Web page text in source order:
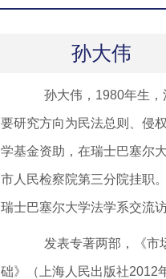
孙大伟
孙大伟，1980年生，
要研究方向为民法总则、侵
学基金资助，在瑞士巴塞尔
市人民检察院第三分院挂职
瑞士巴塞尔大学法学系交流访
发表专著两部，《市
础》（上海人民出版社2012